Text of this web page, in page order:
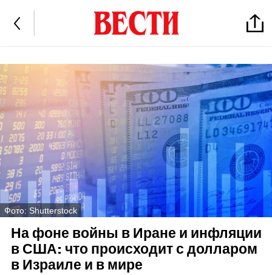
Фото: Shutterstock
На фоне войны в Иране и инфляции
в США: что происходит с долларом
в Израиле и в мире